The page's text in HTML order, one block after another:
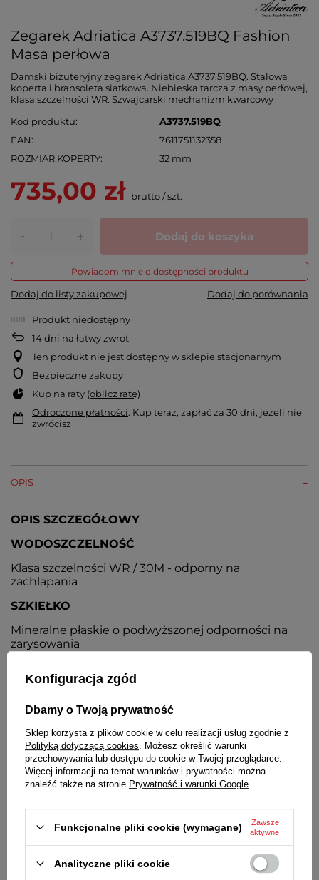
Zegarek Adriatica A3737.519BQ Fashion
Masa perłowa
Damski biżuteryjny zegarek Adriatica A3737.519BQ. Stalowa
koperta i bransoleta siatkowa. Niebieska tarcza z masy perłowej,
klasa szczelności WR. Szwajcarski mechanizm kwarcowy
Kod produktu
A3737.519BQ
EAN
7611751132358
ROZMIAR KOPERTY
32 mm
735,00 zł brutto/szt.
- + Dodaj do koszyka
Powiadom mnie o dostępności produktu
Dodaj do listy zakupowej Dodaj do porównania
Produkt niedostępny
14dni na łatwy zwrot
Ten produkt nie jest dostępny w sklepie stacjonarnym
Bezpieczne zakupy
Kup na raty (oblicz ratę)
Odroczone płatności. Kup teraz, zapłać za 30 dni, jeżeli nie
zwrócisz
OPIS
OPIS SZCZEGÓŁOWY
WODOSZCZELNOŚĆ
Klasa szczelności WR / 30M - odporny na
zachlapania
SZKIEŁKO
Mineralne płaskie o podwyższonej odporności na
zarysowania
TARCZA
Kolor niebieski, z masy perłowej, wskazówki i
indeksy w kolorze koperty
BRANSOLETA
Z regulacją i zabezpieczeniem
Konfiguracja zgód
Dbamy o Twoją prywatność
Sklep korzysta z plików cookie w celu realizacji usług zgodnie z
Polityką dotyczącą cookies . Możesz określić warunki
przechowywania lub dostępu do cookie w Twojej przeglądarce.
Więcej informacji na temat warunków i prywatności można
znaleźć także na stronie Prywatność i warunki Google
Funkcjonalne pliki cookie (wymagane)
Zawsze
aktywne
Analityczne pliki cookie